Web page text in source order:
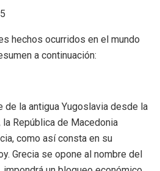
hechos ocurridos en el mundo
a continuación:
de la antigua Yugoslavia desde la
la República de Macedonia
como así consta en su
Grecia se opone al nombre del